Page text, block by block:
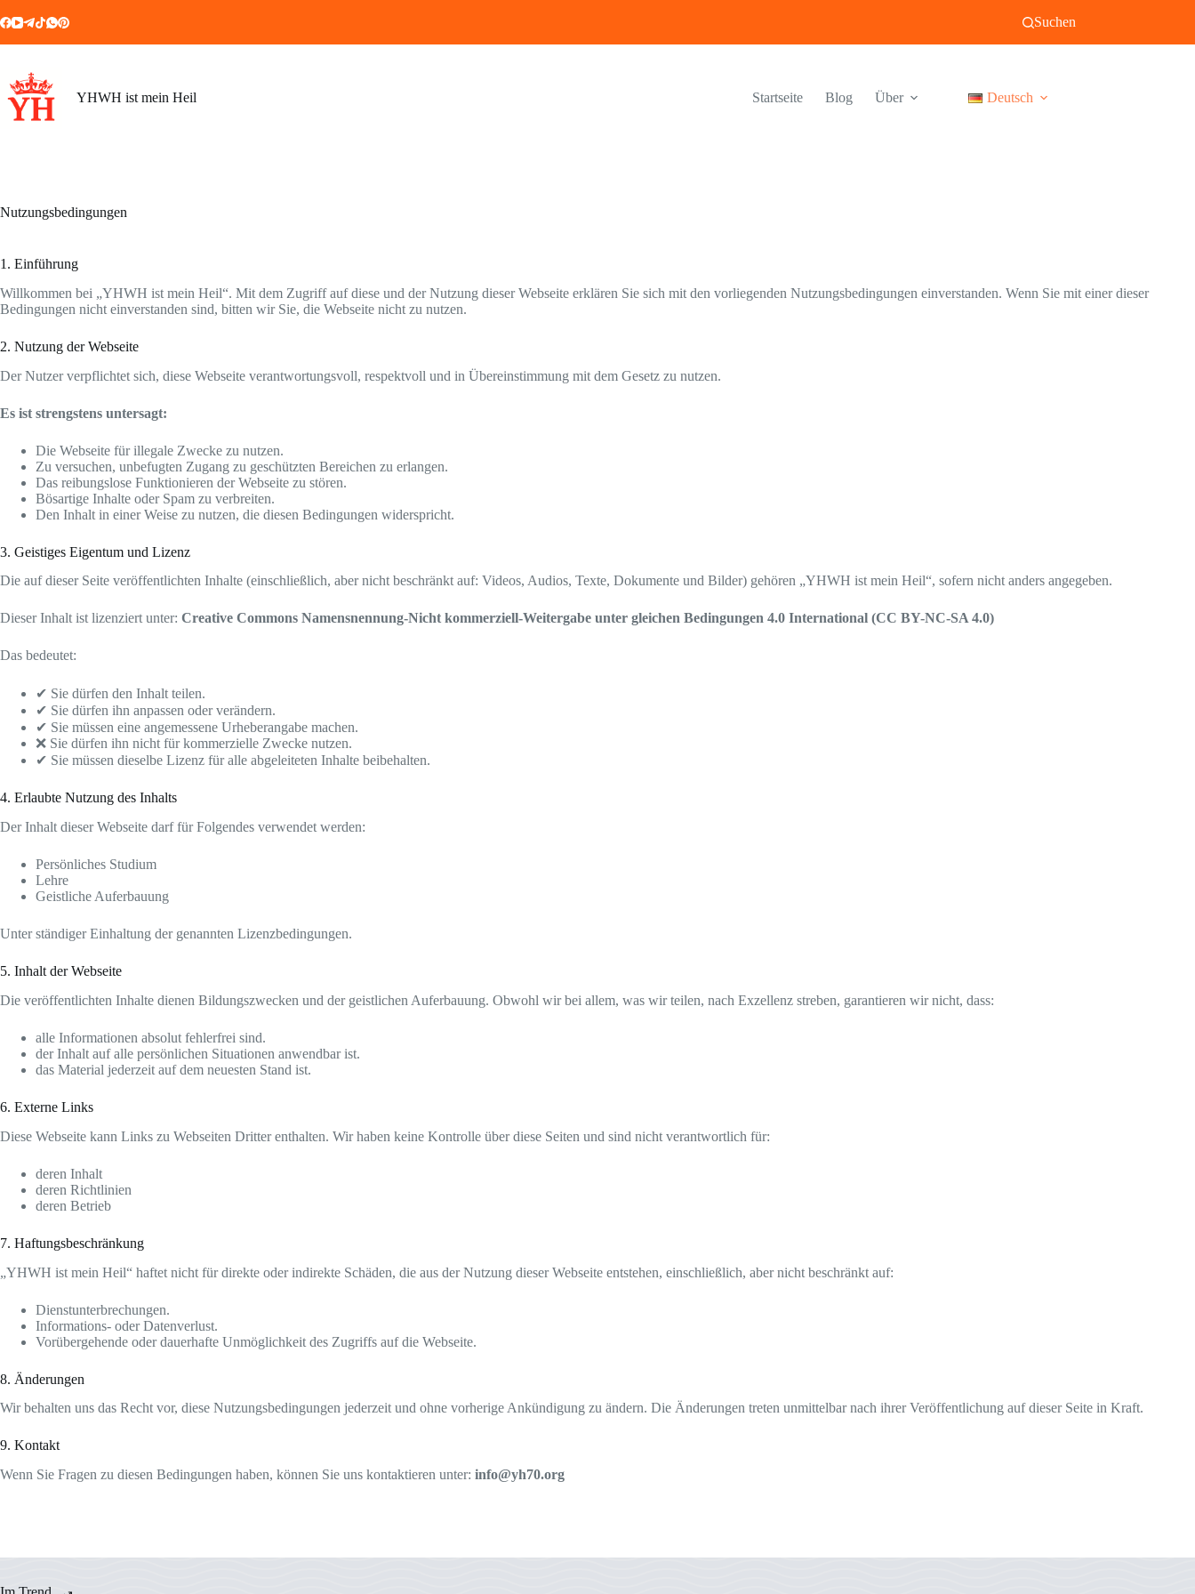
Inhalt
Suchen
YHWH ist mein Heil Startseite Blog Über Deutsch
Nutzungsbedingungen
1. Einführung
Willkommen bei „YHWH ist mein Heil“. Mit dem Zugriff auf diese und der Nutzung dieser Webseite erklären Sie sich mit den vorliegenden Nutzungsbedingungen einverstanden. Wenn Sie mit einer dieser
Bedingungen nicht einverstanden sind, bitten wir Sie, die Webseite nicht zu nutzen.
2. Nutzung der Webseite
Der Nutzer verpflichtet sich, diese Webseite verantwortungsvoll, respektvoll und in Übereinstimmung mit dem Gesetz zu nutzen.
Es ist strengstens untersagt:
Die Webseite für illegale Zwecke zu nutzen.
Zu versuchen, unbefugten Zugang zu geschützten Bereichen zu erlangen.
Das reibungslose Funktionieren der Webseite zu stören.
Bösartige Inhalte oder Spam zu verbreiten.
Den Inhalt in einer Weise zu nutzen, die diesen Bedingungen widerspricht.
3. Geistiges Eigentum und Lizenz
Die auf dieser Seite veröffentlichten Inhalte (einschließlich, aber nicht beschränkt auf: Videos, Audios, Texte, Dokumente und Bilder) gehören „YHWH ist mein Heil“, sofern nicht anders angegeben.
Dieser Inhalt ist lizenziert unter: Creative Commons Namensnennung-Nicht kommerziell-Weitergabe unter gleichen Bedingungen 4.0 International (CC BY-NC-SA 4.0)
Das bedeutet:
✔ Sie dürfen den Inhalt teilen.
✔ Sie dürfen ihn anpassen oder verändern.
✔ Sie müssen eine angemessene Urheberangabe machen.
❌ Sie dürfen ihn nicht für kommerzielle Zwecke nutzen.
✔ Sie müssen dieselbe Lizenz für alle abgeleiteten Inhalte beibehalten.
4. Erlaubte Nutzung des Inhalts
Der Inhalt dieser Webseite darf für Folgendes verwendet werden:
Persönliches Studium
Lehre
Geistliche Auferbauung
Unter ständiger Einhaltung der genannten Lizenzbedingungen.
5. Inhalt der Webseite
Die veröffentlichten Inhalte dienen Bildungszwecken und der geistlichen Auferbauung. Obwohl wir bei allem, was wir teilen, nach Exzellenz streben, garantieren wir nicht, dass:
alle Informationen absolut fehlerfrei sind.
der Inhalt auf alle persönlichen Situationen anwendbar ist.
das Material jederzeit auf dem neuesten Stand ist.
6. Externe Links
Diese Webseite kann Links zu Webseiten Dritter enthalten. Wir haben keine Kontrolle über diese Seiten und sind nicht verantwortlich für:
deren Inhalt
deren Richtlinien
deren Betrieb
7. Haftungsbeschränkung
„YHWH ist mein Heil“ haftet nicht für direkte oder indirekte Schäden, die aus der Nutzung dieser Webseite entstehen, einschließlich, aber nicht beschränkt auf:
Dienstunterbrechungen.
Informations- oder Datenverlust.
Vorübergehende oder dauerhafte Unmöglichkeit des Zugriffs auf die Webseite.
8. Änderungen
Wir behalten uns das Recht vor, diese Nutzungsbedingungen jederzeit und ohne vorherige Ankündigung zu ändern. Die Änderungen treten unmittelbar nach ihrer Veröffentlichung auf dieser Seite in Kraft.
9. Kontakt
Wenn Sie Fragen zu diesen Bedingungen haben, können Sie uns kontaktieren unter: info@yh70.org